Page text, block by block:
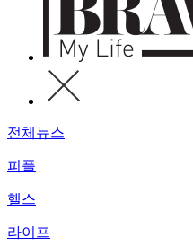
전체뉴스
피플
헬스
라이프